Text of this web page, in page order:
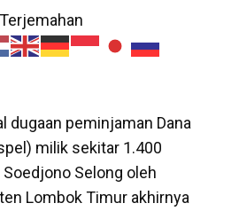
Terjemahan
dugaan peminjaman Dana
milik sekitar 1.400
Soedjono Selong oleh
Lombok Timur akhirnya